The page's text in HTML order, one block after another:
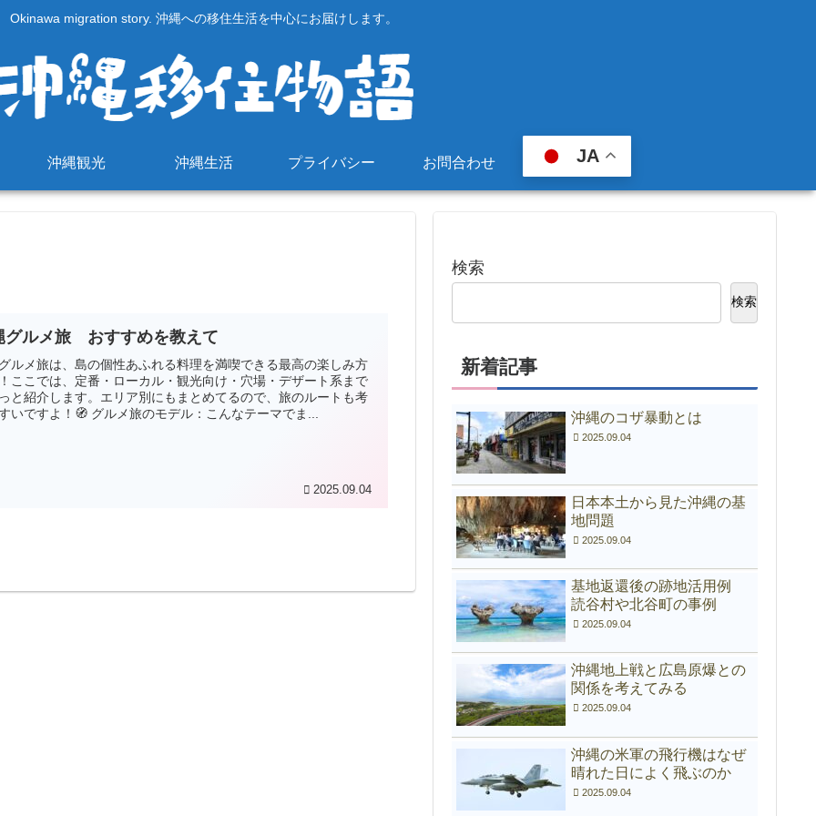
Okinawa migration story. 沖縄への移住生活を中心にお届けします。
沖縄観光 沖縄生活 プライバシー お問合わせ JA
グルメ旅 おすすめを教えて
ルメ旅は、島の個性あふれる料理を満喫できる最高の楽しみ方
ここでは、定番・ローカル・観光向け・穴場・デザート系まで
と紹介します。エリア別にもまとめてるので、旅のルートも考
いですよ！🧭 グルメ旅のモデル：こんなテーマでま...
2025.09.04
検索
検索
新着記事
沖縄のコザ暴動とは
2025.09.04
日本本土から見た沖縄の基
地問題
2025.09.04
基地返還後の跡地活用例
読谷村や北谷町の事例
2025.09.04
沖縄地上戦と広島原爆との
関係を考えてみる
2025.09.04
沖縄の米軍の飛行機はなぜ
晴れた日によく飛ぶのか
2025.09.04